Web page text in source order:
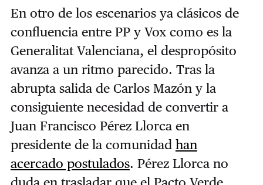
En otro de los escenarios ya clásicos de
confluencia entre PP y Vox como es la
Generalitat Valenciana, el despropósito
avanza a un ritmo parecido. Tras la
abrupta salida de Carlos Mazón y la
consiguiente necesidad de convertir a
Juan Francisco Pérez Llorca en
presidente de la comunidad han
acercado postulados. Pérez Llorca no